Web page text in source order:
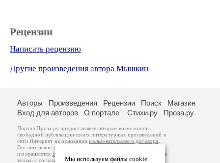
Рецензии
Написать рецензию
Другие произведения автора Мышкин
Мы используем файлы cookie
Авторы Произведения Рецензии Поиск
Магазин
Вход для авторов
О портале Стихи.ру Проза.ру
Портал Проза.ру предоставляет авторам возможность
свободной публикации своих литературных произведений в
сети Интернет на основаниипользовательского договора
Все авторские права на произведения принадлежат авторам
и охраняются законом
. Перепечатка произведений возможна
только с согласия его автора, к которому вы можете